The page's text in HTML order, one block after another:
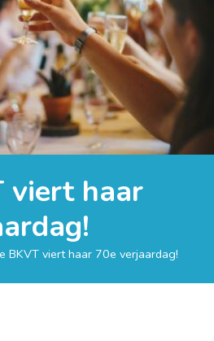
viert haar
BKVT viert haar 70e verjaardag!